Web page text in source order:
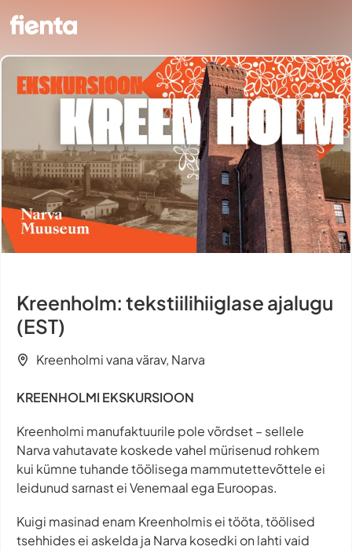
Kreenholm: tekstiilihiiglase ajalugu
(EST)
Kreenholmi vana värav, Narva
KREENHOLMI EKSKURSIOON
Kreenholmi manufaktuurile pole võrdset – sellele
Narva vahutavate koskede vahel mürisenud rohkem
kui kümne tuhande töölisega mammutettevõttele ei
leidunud sarnast ei Venemaal ega Euroopas.
Kuigi masinad enam Kreenholmis ei tööta, töölised
tsehhides ei askelda ja Narva kosedki on lahti vaid